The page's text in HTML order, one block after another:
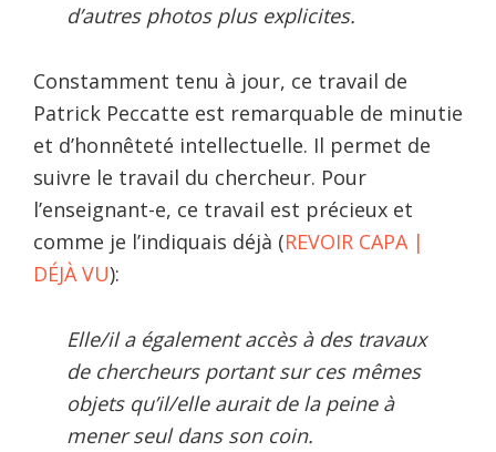
d’autres photos plus explicites.
Constamment tenu à jour, ce travail de
Patrick Peccatte est remarquable de minutie
et d’honnêteté intellectuelle. Il permet de
suivre le travail du chercheur. Pour
l’enseignant-e, ce travail est précieux et
comme je l’indiquais déjà (REVOIR CAPA |
DÉJÀ VU):
Elle/il a également accès à des travaux
de chercheurs portant sur ces mêmes
objets qu’il/elle aurait de la peine à
mener seul dans son coin.